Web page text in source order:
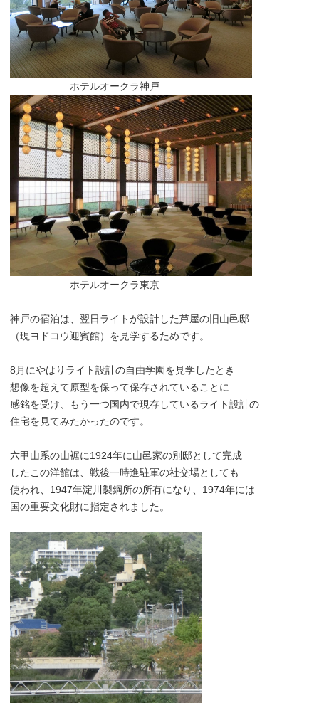
ホテルオークラ神戸
ホテルオークラ東京
神戸の宿泊は、翌日ライトが設計した芦屋の旧山邑邸
（現ヨドコウ迎賓館）を見学するためです。
8月にやはりライト設計の自由学園を見学したとき
想像を超えて原型を保って保存されていることに
感銘を受け、もう一つ国内で現存しているライト設計の
住宅を見てみたかったのです。
六甲山系の山裾に1924年に山邑家の別邸として完成
したこの洋館は、戦後一時進駐軍の社交場としても
使われ、1947年淀川製鋼所の所有になり、1974年には
国の重要文化財に指定されました。